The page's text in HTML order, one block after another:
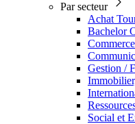
Par secteur
Achat
Bachelor
Gestion /
Social et